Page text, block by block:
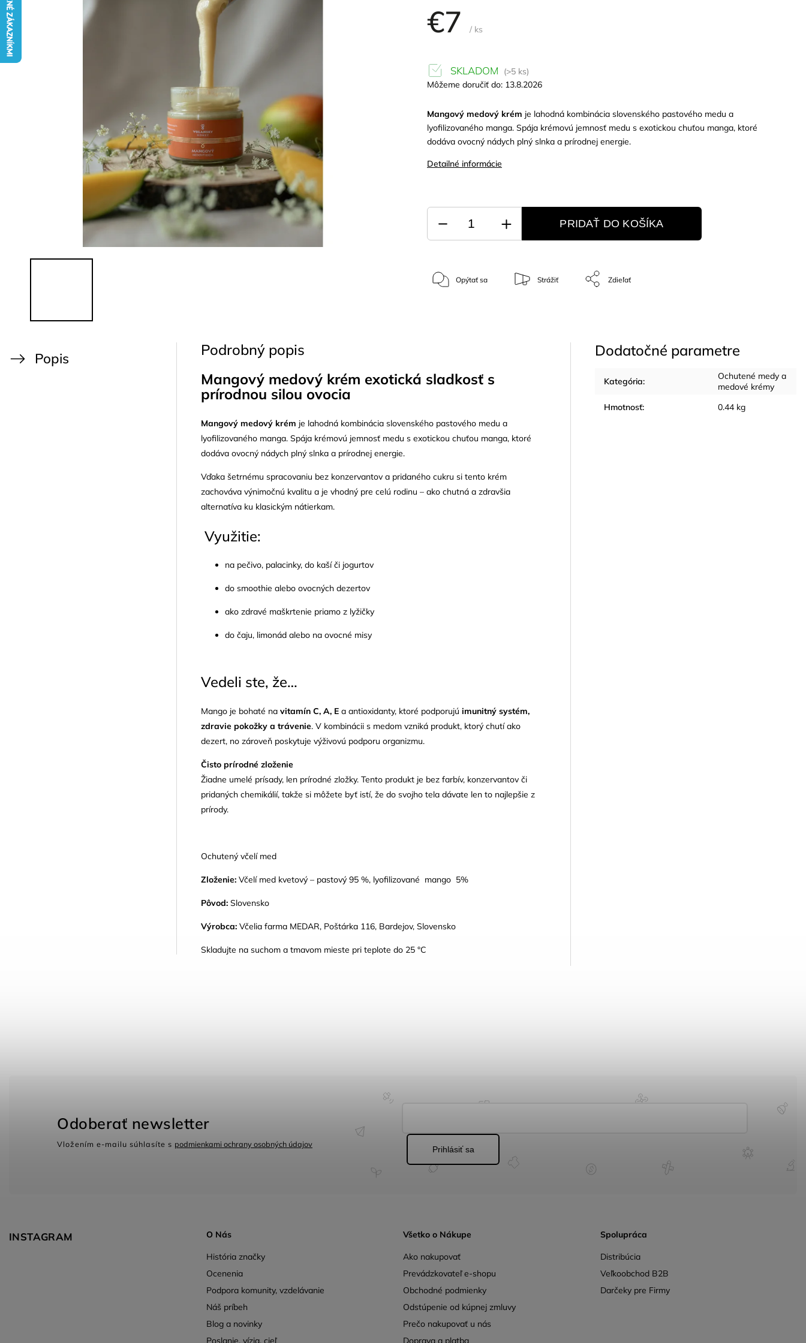
€7/ ks
Mangový medový krém je lahodná kombinácia slovenského pastového medu a
lyofilizovaného manga. Spája krémovú jemnosť medu s exotickou chuťou manga, ktoré
dodáva ovocný nádych plný slnka a prírodnej energie.
Detailné informácie
SKLADOM
(>5 ks)
Môžeme doručiť do: 13.8.2026
PRIDAŤ DO KOŠÍKA
Opýtať sa Strážiť Zdieľať
Popis
Podrobný popis
Mangový medový krém exotická sladkosť s
prírodnou silou ovocia
Mangový medový krém je lahodná kombinácia slovenského pastového medu a
lyofilizovaného manga. Spája krémovú jemnosť medu s exotickou chuťou manga, ktoré
dodáva ovocný nádych plný slnka a prírodnej energie.
Vďaka šetrnému spracovaniu bez konzervantov a pridaného cukru si tento krém
zachováva výnimočnú kvalitu a je vhodný pre celú rodinu – ako chutná a zdravšia
alternatíva ku klasickým nátierkam.
Využitie:
na pečivo, palacinky, do kaší či jogurtov
do smoothie alebo ovocných dezertov
ako zdravé maškrtenie priamo z lyžičky
do čaju, limonád alebo na ovocné misy
Vedeli ste, že…
Mango je bohaté na vitamín C, A, E a antioxidanty, ktoré podporujú imunitný systém,
zdravie pokožky a trávenie. V kombinácii s medom vzniká produkt, ktorý chutí ako
dezert, no zároveň poskytuje výživovú podporu organizmu.
Čisto prírodné zloženie
Žiadne umelé prísady, len prírodné zložky. Tento produkt je bez farbív, konzervantov či
pridaných chemikálií, takže si môžete byť istí, že do svojho tela dávate len to najlepšie z
prírody.
Ochutený včelí med
Zloženie: Včelí med kvetový – pastový 95 %, lyofilizované mango 5%
Pôvod: Slovensko
Výrobca: Včelia farma MEDAR, Poštárka 116, Bardejov, Slovensko
Skladujte na suchom a tmavom mieste pri teplote do 25 °C
Dodatočné parametre
Kategória:
Ochutené medy a
medové krémy
Hmotnosť: 0.44 kg
INSTAGRAM
Odoberať newsletter
Vložením e-mailu súhlasíte s podmienkami ochrany osobných údajov
Prihlásiť sa
O Nás
História značky
Ocenenia
Podpora komunity, vzdelávanie
Náš príbeh
Blog a novinky
Poslanie, vízia, cieľ
Všetko o Nákupe
Ako nakupovať
Prevádzkovateľ e-shopu
Obchodné podmienky
Odstúpenie od kúpnej zmluvy
Prečo nakupovať u nás
Doprava a platba
Spolupráca
Distribúcia
Veľkoobchod B2B
Darčeky pre Firmy